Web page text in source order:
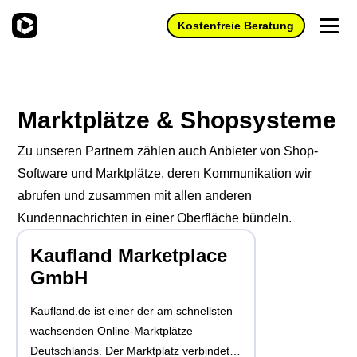
Kostenfreie Beratung
Produkte
Einsatzbereiche
KI-Funktionen
Schnellere Antworten & weniger Supportaufwand mit AI
Agents und AI Human Assist
GREYHOUND für den Kundenservice
Deine All-In-One-Kundenservicelösung für den
E‑Commerce.
All Deine Belege samt Kommunikation nachvollziehbar an
Ökosystem
Anbindungen
Anbindungen an Deine ERP-, Warenwirtschafts-, und
Buchhaltungssysteme.
Hosting
GREYHOUND in der Cloud - mit Sicherheit, einfach,
Überwachter Eigenbetrieb
Preise
Partner
Partner finden
Partner werden
Wissenstransfer
Alle Neuigkeiten
Blog
Jobs
Hilfe
Marktplätze & Shopsysteme
Zu unseren Partnern zählen auch Anbieter von Shop-
Software und Marktplätze, deren Kommunikation wir
abrufen und zusammen mit allen anderen
Kundennachrichten in einer Oberfläche bündeln.
Kaufland Marketplace
GmbH
Kaufland.de ist einer der am schnellsten
wachsenden Online-Marktplätze
Deutschlands. Der Marktplatz verbindet